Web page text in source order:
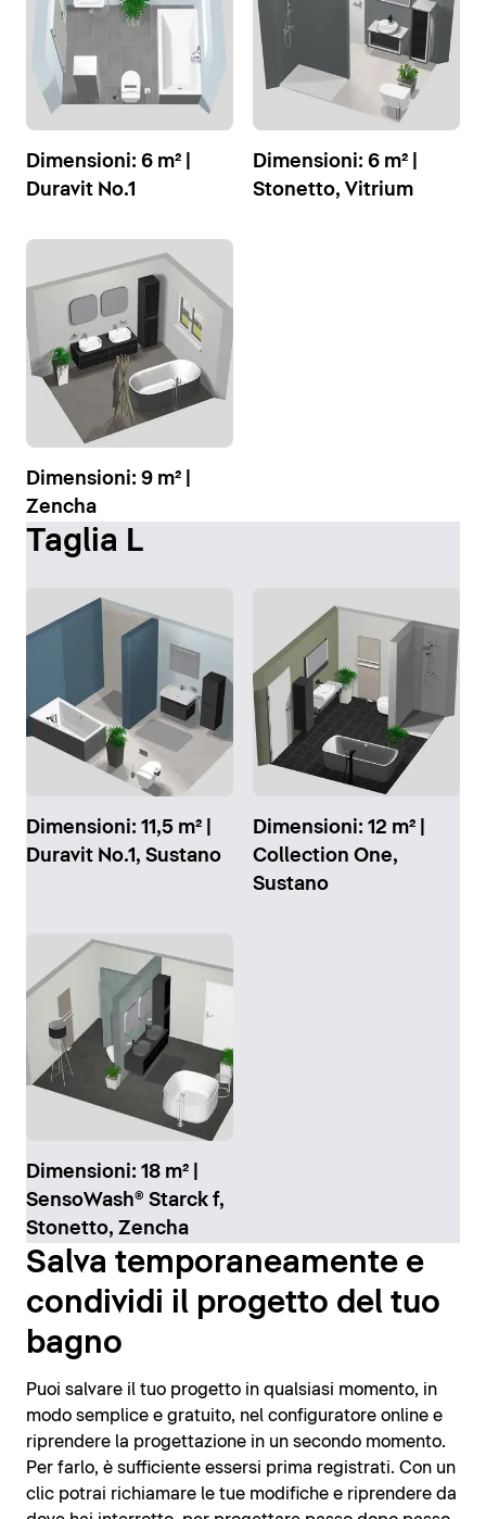
Dimensioni: 6 m² |
Duravit No.1
Dimensioni: 6 m² |
Stonetto, Vitrium
Dimensioni: 9 m² |
Zencha
Taglia L
Dimensioni: 11,5 m² |
Duravit No.1, Sustano
Dimensioni: 12 m² |
Collection One,
Sustano
Dimensioni: 18 m² |
SensoWash® Starck f,
Stonetto, Zencha
Salva temporaneamente e
condividi il progetto del tuo
bagno
Puoi salvare il tuo progetto in qualsiasi momento, in
modo semplice e gratuito, nel configuratore online e
riprendere la progettazione in un secondo momento.
Per farlo, è sufficiente essersi prima registrati. Con un
clic potrai richiamare le tue modifiche e riprendere da